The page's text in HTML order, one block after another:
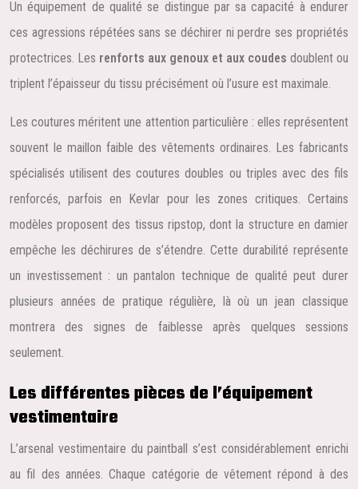
Un équipement de qualité se distingue par sa capacité à endurer
ces agressions répétées sans se déchirer ni perdre ses propriétés
protectrices. Les renforts aux genoux et aux coudes doublent ou
triplent l’épaisseur du tissu précisément où l’usure est maximale.
Les coutures méritent une attention particulière : elles représentent
souvent le maillon faible des vêtements ordinaires. Les fabricants
spécialisés utilisent des coutures doubles ou triples avec des fils
renforcés, parfois en Kevlar pour les zones critiques. Certains
modèles proposent des tissus ripstop, dont la structure en damier
empêche les déchirures de s’étendre. Cette durabilité représente
un investissement : un pantalon technique de qualité peut durer
plusieurs années de pratique régulière, là où un jean classique
montrera des signes de faiblesse après quelques sessions
seulement.
Les différentes pièces de l’équipement
vestimentaire
L’arsenal vestimentaire du paintball s’est considérablement enrichi
au fil des années. Chaque catégorie de vêtement répond à des